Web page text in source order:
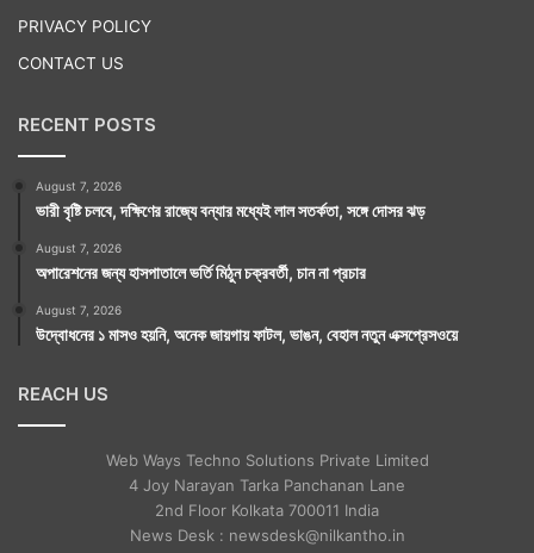
PRIVACY POLICY
CONTACT US
RECENT POSTS
August 7, 2026
ভারী বৃষ্টি চলবে, দক্ষিণের রাজ্যে বন্যার মধ্যেই লাল সতর্কতা, সঙ্গে দোসর ঝড়
August 7, 2026
অপারেশনের জন্য হাসপাতালে ভর্তি মিঠুন চক্রবর্তী, চান না প্রচার
August 7, 2026
উদ্বোধনের ১ মাসও হয়নি, অনেক জায়গায় ফাটল, ভাঙন, বেহাল নতুন এক্সপ্রেসওয়ে
REACH US
Web Ways Techno Solutions Private Limited
4 Joy Narayan Tarka Panchanan Lane
2nd Floor Kolkata 700011 India
News Desk : newsdesk@nilkantho.in